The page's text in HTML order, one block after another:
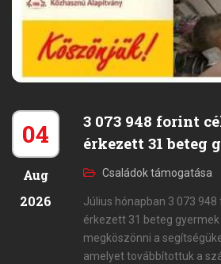
04
Aug
2026
3 073 948 forint
érkezett 31 beteg
Családok támogatása
Július hónapban 3 073
érkezett 31 beteg
megköszönni a
amelyet továbbítottuk a